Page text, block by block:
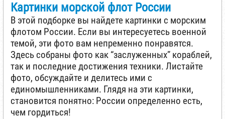
Картинки морской флот России
В этой подборке вы найдете картинки с морским
флотом России. Если вы интересуетесь военной
темой, эти фото вам непременно понравятся.
Здесь собраны фото как “заслуженных” кораблей,
так и последние достижения техники. Листайте
фото, обсуждайте и делитесь ими с
единомышленниками. Глядя на эти картинки,
становится понятно: России определенно есть,
чем гордиться!